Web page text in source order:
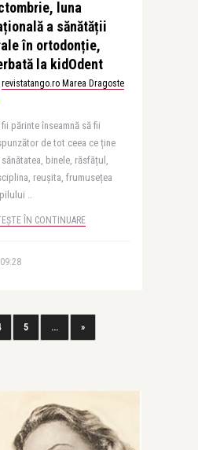
luna
a sănătății
în ortodonție,
la kidOdent
revistatango.ro Marea Dragoste
fii părinte înseamnă să fii
de tot ceea ce ține
sănătatea, binele, răsfățul,
reușita, frumusețea
..
ÎN CONTINUARE
5 ... »